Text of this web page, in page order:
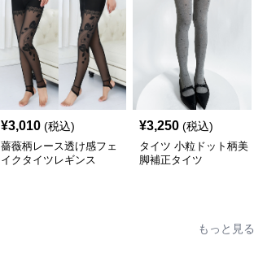
¥3,010 (税込)
薔薇柄レース透け感フェ
イクタイツレギンス
¥3,250 (税込)
タイツ 小粒ドット柄美
脚補正タイツ
もっと見る